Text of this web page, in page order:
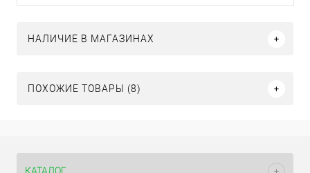
НАЛИЧИЕ В МАГАЗИНАХ
ПОХОЖИЕ ТОВАРЫ (8)